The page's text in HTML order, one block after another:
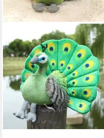
Kuscheltier Pfau Kuscheltier -
25 cm Plüschtier Pfau
Stofftier
35,99 €
lieferbar - in 4-5 Werktagen bei dir